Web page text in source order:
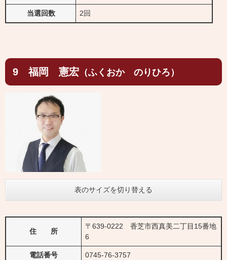
当選回数 2回
9 福岡 憲宏 （ふくおか のりひろ）
表のサイズを切り替える
住 所
〒639-0222 香芝市西真美二丁目15番地
6
電話番号 0745-76-3757